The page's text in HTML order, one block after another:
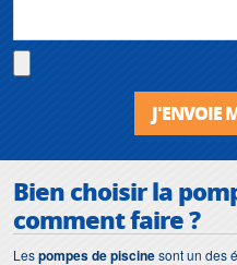
J'ENVOIE
Bien choisir la
comment faire ?
Lespompes de piscinesont un des